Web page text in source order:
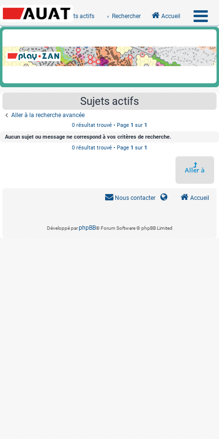
Accueil
Rechercher
Sujets actifs
Sujets actifs
Aller à la recherche avancée
0 résultat trouvé • Page 1 sur 1
Aucun sujet ou message ne correspond à vos critères de recherche.
0 résultat trouvé • Page 1 sur 1
Aller à
Accueil
Nous contacter
Développé parphpBB® Forum Software © phpBB Limited